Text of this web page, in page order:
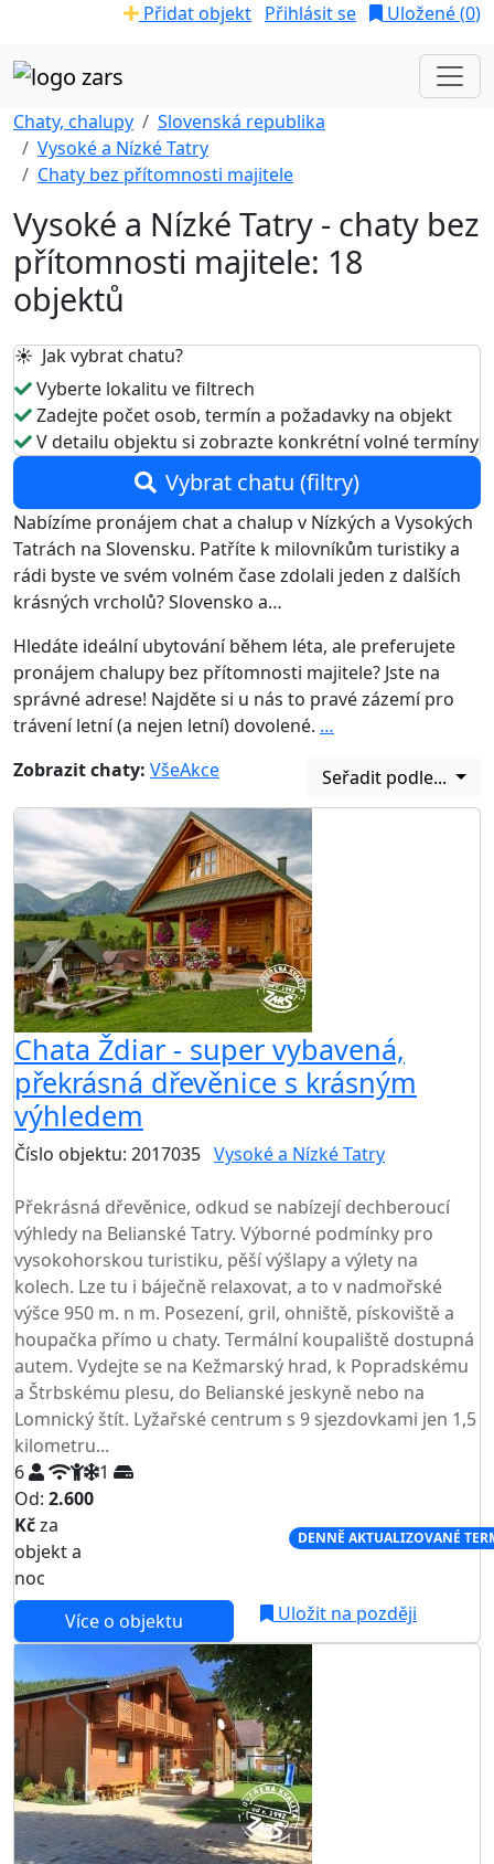
Přidat objekt Přihlásit se Uložené (0)
Chaty, chalupy
Slovenská republika
Vysoké a Nízké Tatry
Chaty bez přítomnosti majitele
Vysoké a Nízké Tatry - chaty bez
přítomnosti majitele: 18
objektů
☀️ Jak vybrat chatu?
Vyberte lokalitu ve filtrech
Zadejte počet osob, termín a požadavky na objekt
V detailu objektu si zobrazte konkrétní volné termíny
Vybrat chatu (filtry)
Nabízíme pronájem chat a chalup v Nízkých a Vysokých
Tatrách na Slovensku. Patříte k milovníkům turistiky a
rádi byste ve svém volném čase zdolali jeden z dalších
krásných vrcholů? Slovensko a…
Hledáte ideální ubytování během léta, ale preferujete
pronájem chalupy bez přítomnosti majitele? Jste na
správné adrese! Najděte si u nás to pravé zázemí pro
trávení letní (a nejen letní) dovolené. …
Zobrazit chaty: VšeAkce Seřadit podle...
Chata Ždiar - super vybavená,
překrásná dřevěnice s krásným
výhledem
Číslo objektu: 2017035 Vysoké a Nízké Tatry
Překrásná dřevěnice, odkud se nabízejí dechberoucí
výhledy na Belianské Tatry. Výborné podmínky pro
vysokohorskou turistiku, pěší výšlapy a výlety na
kolech. Lze tu i báječně relaxovat, a to v nadmořské
výšce 950 m. n m. Posezení, gril, ohniště, pískoviště a
houpačka přímo u chaty. Termální koupaliště dostupná
autem. Vydejte se na Kežmarský hrad, k Popradskému
a Štrbskému plesu, do Belianské jeskyně nebo na
Lomnický štít. Lyžařské centrum s 9 sjezdovkami jen 1,5
kilometru...
6
1
Od: 2.600
Kčza
objekt a
noc
DENNĚ AKTUALIZOVANÉ
Více o objektu Uložit na později